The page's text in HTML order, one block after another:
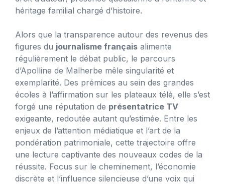
héritage familial chargé d’histoire.
Alors que la transparence autour des revenus des
figures du journalisme français alimente
régulièrement le débat public, le parcours
d’Apolline de Malherbe mêle singularité et
exemplarité. Des prémices au sein des grandes
écoles à l’affirmation sur les plateaux télé, elle s’est
forgé une réputation de présentatrice TV
exigeante, redoutée autant qu’estimée. Entre les
enjeux de l’attention médiatique et l’art de la
pondération patrimoniale, cette trajectoire offre
une lecture captivante des nouveaux codes de la
réussite. Focus sur le cheminement, l’économie
discrète et l’influence silencieuse d’une voix qui